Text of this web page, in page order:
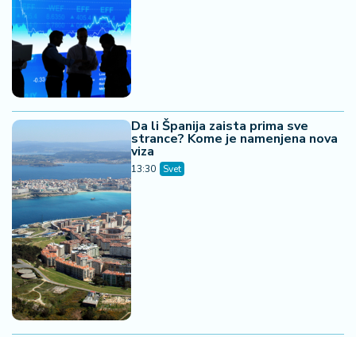
Da li Španija zaista prima sve
strance? Kome je namenjena nova
viza
13:30 Svet